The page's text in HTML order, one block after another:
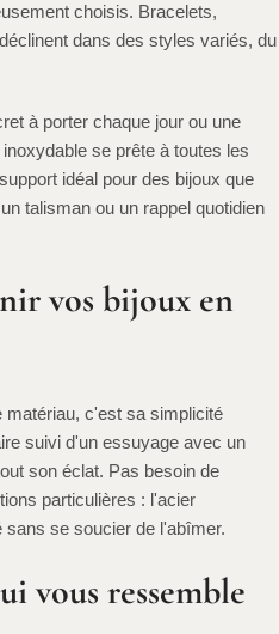
choisis. Bracelets,
dans des styles variés, du
à porter chaque jour ou une
se prête à toutes les
idéal pour des bijoux que
talisman ou un rappel quotidien
vos bijoux en
matériau, c'est sa simplicité
suivi d'un essuyage avec un
son éclat. Pas besoin de
particulières : l'acier
sans se soucier de l'abîmer.
vous ressemble